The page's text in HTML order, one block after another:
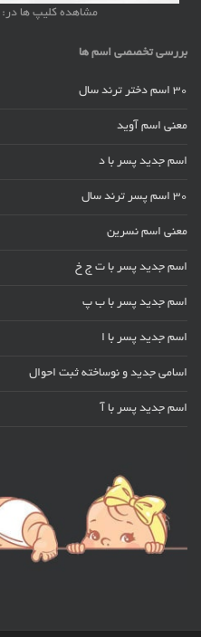
مشاهده کلیپ ها در:
بررسی تخصصی اسم ها
30 اسم دختر ترند سال
معنی اسم آوید
اسم جدید پسر با د
30 اسم پسر ترند سال
معنی اسم نسرین
اسم جدید پسر با ت ج خ
اسم جدید پسر با ب پ
اسم جدید پسر با ا
اسامی جدید و نوساخته ثبت احوال
اسم جدید پسر با آ